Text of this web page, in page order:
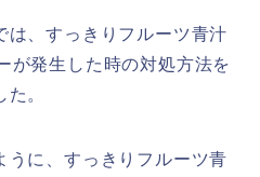
は、すっきりフルーツ青汁
が発生した時の対処方法を
。
うに、すっきりフルーツ青